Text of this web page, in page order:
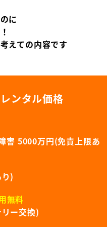
に
えての内容です
ンタル価格
害 5000万円(免責上限あ
)
無料
ー交換)